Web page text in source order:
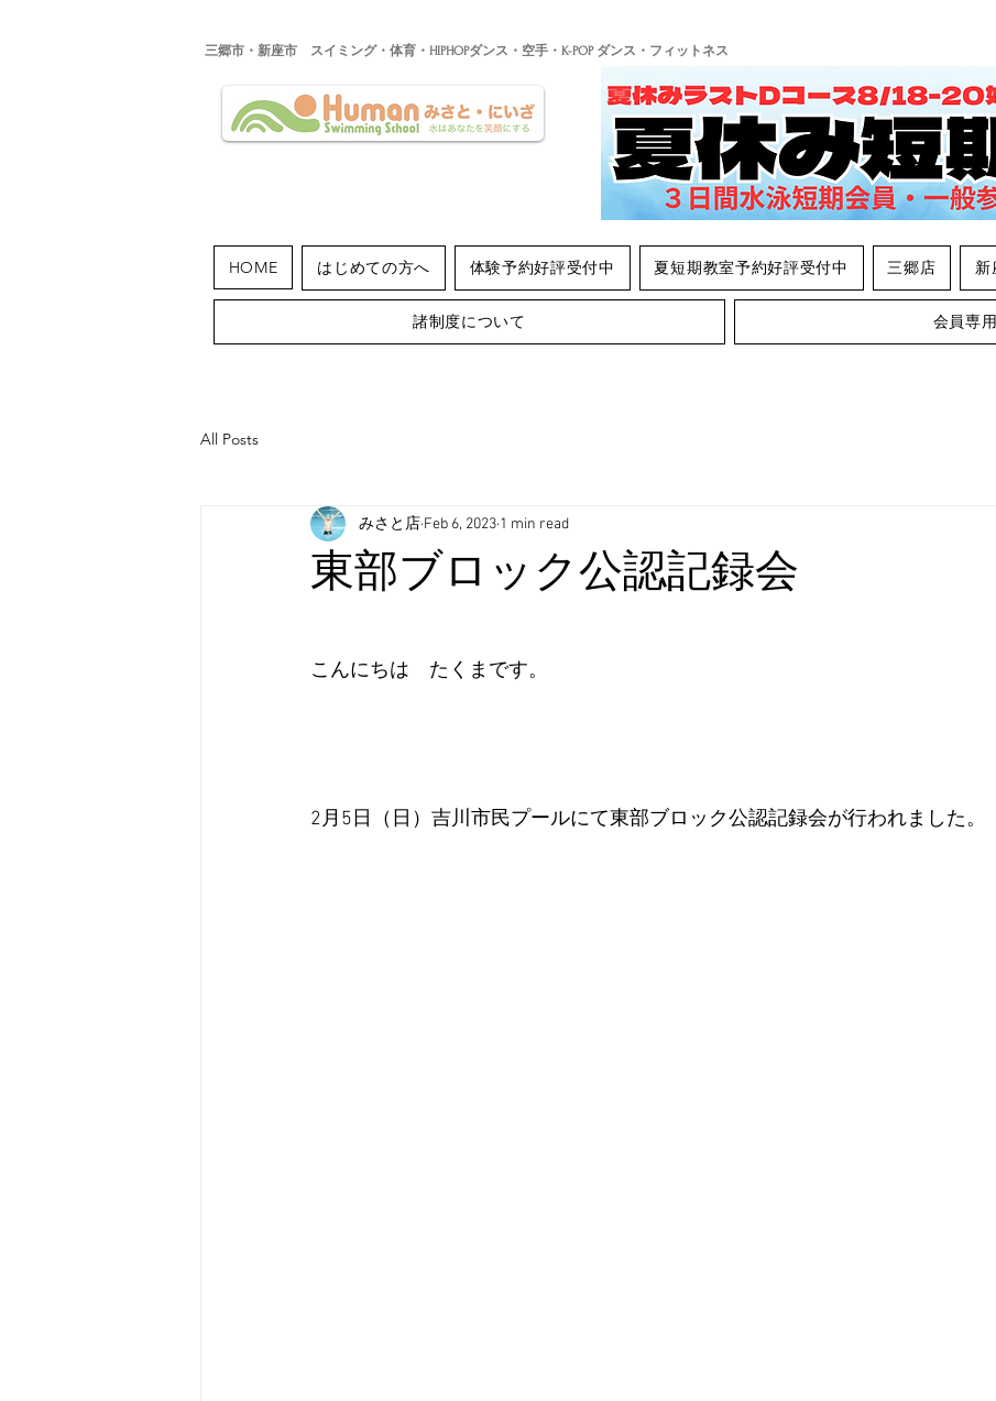
​三郷市・新座市 スイミング・体育・HIPHOPダンス・空手・K-POP ダンス・フィットネス
HOME はじめての方へ 体験予約好評受付中 夏短期教室予約好評受付中 三郷店 新
諸制度について 会員専
All Posts
東部ブロック公認記録会
みさと店 Feb 6, 2023 1 min read
こんにちは　たくまです。
2月5日（日）吉川市民プールにて東部ブロック公認記録会が行われました。